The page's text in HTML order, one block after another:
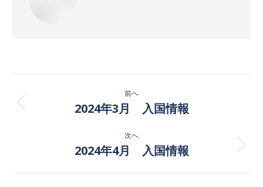
稿
前へ
投
2024年3月 入国情報
次へ
2024年4月 入国情報